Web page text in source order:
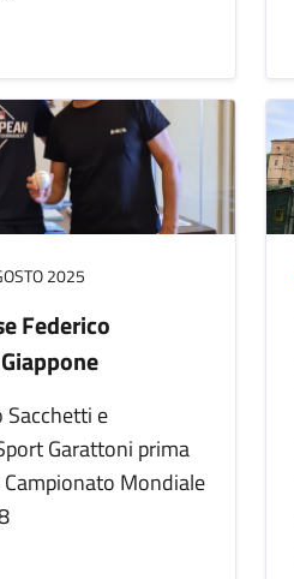
2025
Federico
Sacchetti e
Garattoni prima
Mondiale